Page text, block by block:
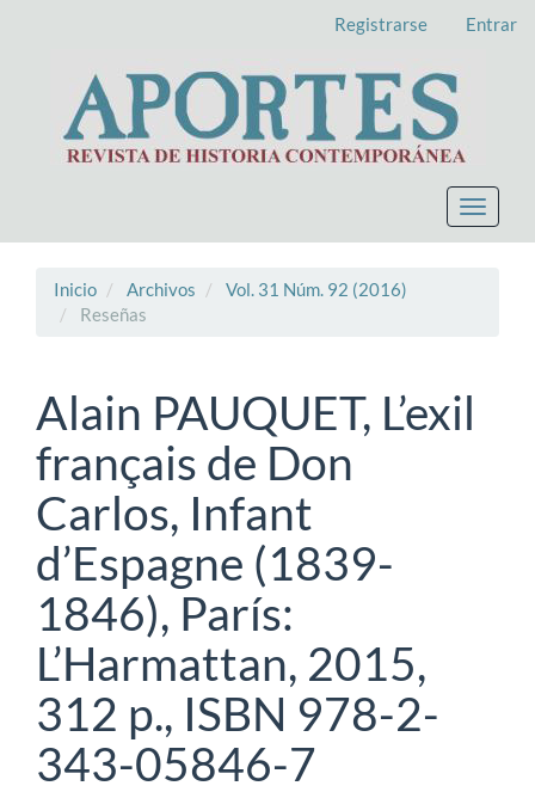
principal
Barra
lateral
Registrarse Entrar
Toggle
Inicio Archivos
Vol. 31 Núm. 92 (2016)
Reseñas
Alain PAUQUET, L’exil
français de Don
Carlos, Infant
d’Espagne (1839-
1846), París:
L’Harmattan, 2015,
312 p., ISBN 978-2-
343-05846-7